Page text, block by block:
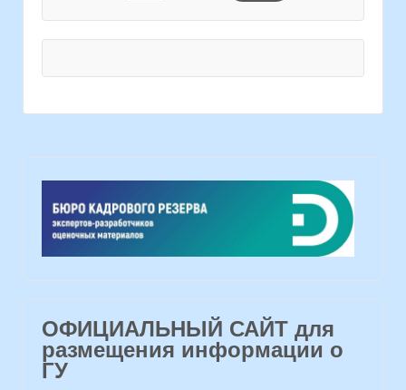
ОФИЦИАЛЬНЫЙ САЙТ для
размещения информации о
ГУ